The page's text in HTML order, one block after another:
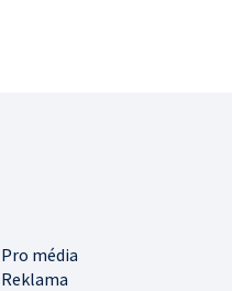
Pro média
Reklama